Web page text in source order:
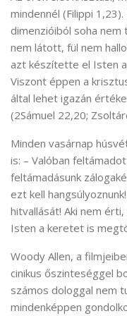
mindennél (Filippi
dimenzióiból soha
nem látott, fül nem
azt készítette el Isten
Viszont éppen a
által lehet igazán
(2Sámuel 22,20;
Minden vasárnap
is: – Valóban
feltámadásunk
ezt kell
hitvallását! Aki nem
Isten a keretet is
Woody Allen, a
cinikus őszinteséggel
számos dologgal nem
mindenképpen